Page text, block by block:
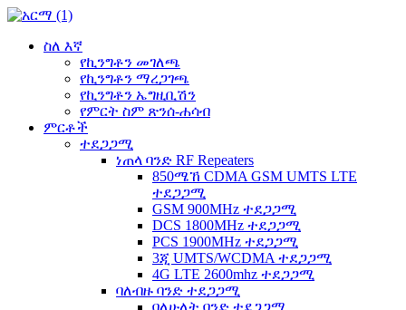
ስለ እኛ
የኪንግቶን መገለጫ
የኪንግቶን ማረጋገጫ
የኪንግቶን ኤግዚቢሽን
የምርት ስም ጽንሰ-ሐሳብ
ምርቶች
ተደጋጋሚ
ነጠላ ባንድ RF Repeaters
850ሜኸ CDMA GSM UMTS LTE
ተደጋጋሚ
GSM 900MHz ተደጋጋሚ
DCS 1800MHz ተደጋጋሚ
PCS 1900MHz ተደጋጋሚ
3ጂ UMTS/WCDMA ተደጋጋሚ
4G LTE 2600mhz ተደጋጋሚ
ባለብዙ ባንድ ተደጋጋሚ
ባለሁለት ባንድ ተደጋጋሚ